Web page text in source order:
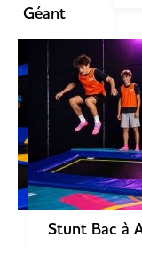
Géant
Stunt Bac à